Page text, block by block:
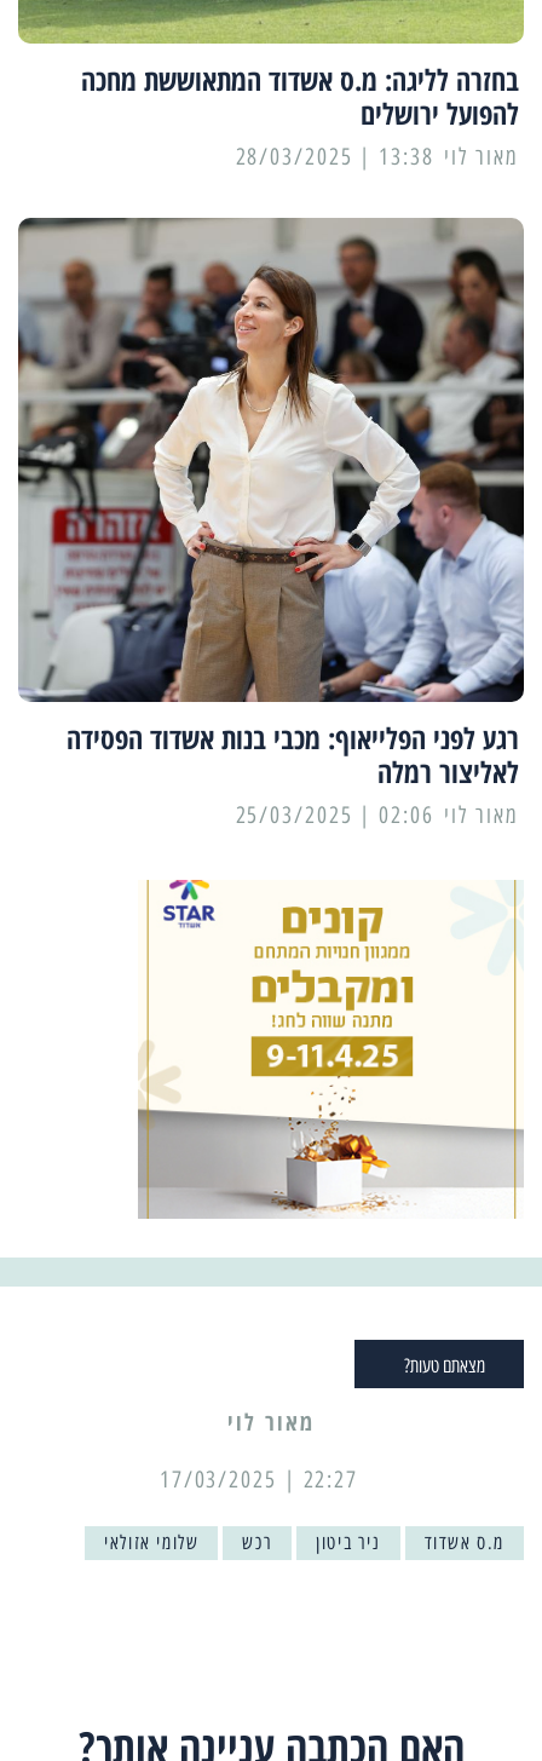
בחזרה לליגה: מ.ס אשדוד המתאוששת מחכה
להפועל ירושלים
מאור לוי 13:38 | 28/03/2025
רגע לפני הפלייאוף: מכבי בנות אשדוד הפסידה
לאליצור רמלה
מאור לוי 02:06 | 25/03/2025
מצאתם טעות?
מאור לוי
22:27 | 17/03/2025
מ.ס אשדוד ניר ביטון רכש שלומי אזולאי
האם הכתבה עניינה אותך?